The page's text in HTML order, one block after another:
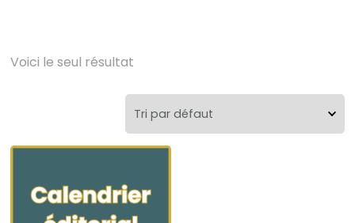
Voici le seul résultat